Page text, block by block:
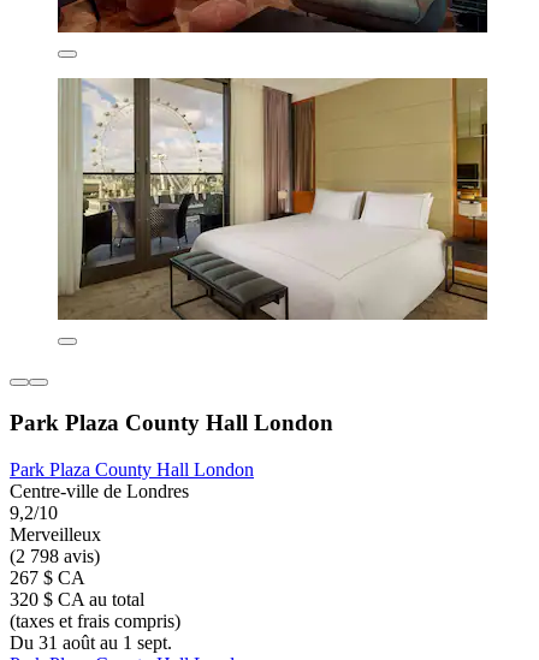
Park Plaza County Hall London
Park Plaza County Hall London
Centre-ville de Londres
9,2/10
Merveilleux
(2 798 avis)
267 $ CA
320 $ CA au total
(taxes et frais compris)
Du 31 août au 1 sept.